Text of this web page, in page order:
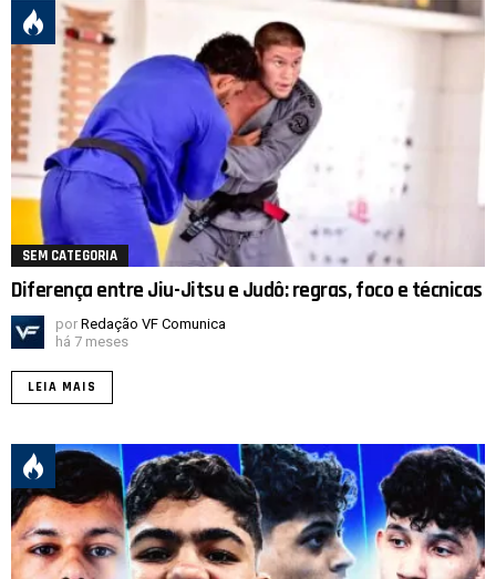
SEM CATEGORIA
Diferença entre Jiu-Jitsu e Judô: regras, foco e técnicas
por Redação VF Comunica
há 7 meses
LEIA MAIS